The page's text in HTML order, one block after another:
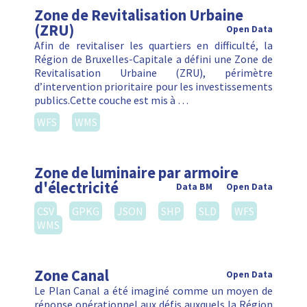
Zone de Revitalisation Urbaine
(ZRU) Open Data
Afin de revitaliser les quartiers en difficulté, la
Région de Bruxelles-Capitale a défini une Zone de
Revitalisation Urbaine (ZRU), périmètre
d’intervention prioritaire pour les investissements
publics.Cette couche est mis à …
WFS
WMS
Zone de luminaire par armoire
d'électricité Open Data
Data BM
CSV GPKG JSON SHP SLD
WFS
WMS
Zone Canal Open Data
Le Plan Canal a été imaginé comme un moyen de